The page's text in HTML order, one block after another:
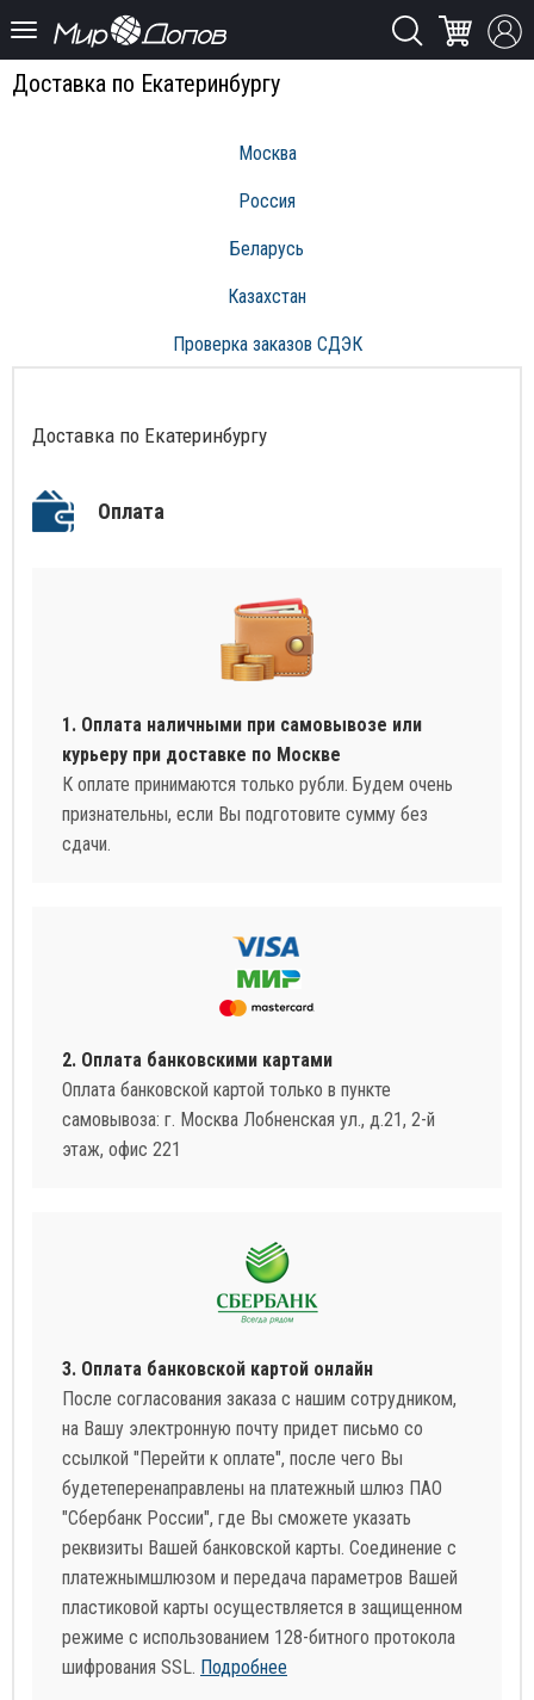
Доставка по Екатеринбургу
Москва
Россия
Беларусь
Казахстан
Проверка заказов СДЭК
Доставка по Екатеринбургу
Оплата
1. Оплата наличными при самовывозе или
курьеру при доставке по Москве
К оплате принимаются только рубли. Будем очень
признательны, если Вы подготовите сумму без
сдачи.
2. Оплата банковскими картами
Оплата банковской картой только в пункте
самовывоза: г. Москва Лобненская ул., д.21, 2-й
этаж, офис 221
3. Оплата банковской картой онлайн
После согласования заказа с нашим сотрудником,
на Вашу электронную почту придет письмо со
ссылкой "Перейти к оплате", после чего Вы
будетеперенаправлены на платежный шлюз ПАО
"Сбербанк России", где Вы сможете указать
реквизиты Вашей банковской карты. Соединение с
платежнымшлюзом и передача параметров Вашей
пластиковой карты осуществляется в защищенном
режиме с использованием 128-битного протокола
шифрования SSL. Подробнее